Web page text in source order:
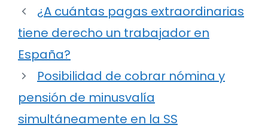
Navegación
de
¿A cuántas pagas extraordinarias
tiene derecho un trabajador en
España?
Posibilidad de cobrar nómina y
pensión de minusvalía
simultáneamente en la SS